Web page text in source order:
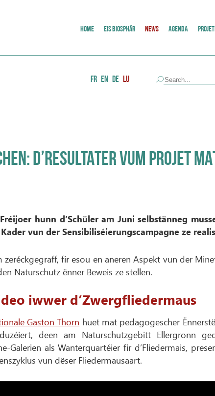
HOME EIS BIOSPHÄR NEWS AGENDA
FR EN DE LU
D’RESULTATER VUM PROJET
hunn d’Schüler am Juni selbstänneg
vun der Sensibiliséierungscampagne ze
fir esou en aneren Aspekt vun der
Naturschutz ënner Beweis ze stellen.
iwwer d’Zwergfliedermaus
Gaston Thorn huet mat pedagogescher
deen am Naturschutzgebitt Ellergronn
Galerien als Wanterquartéier fir d’Fliedermais,
vun dëser Fliedermausaart.